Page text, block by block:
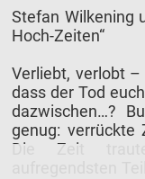
Stefan Wilkening
Hoch-Zeiten“
Verliebt, verlobt –
dass der Tod
dazwischen…?
genug: verrückte
Die Zeit
aufregendsten